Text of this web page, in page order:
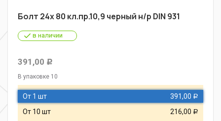
Болт 24х 80 кл.пр.10,9 черный н/р DIN 931
в наличии
391,00 Р
В упаковке 10
От 1 шт 391,00 Р
От 10 шт 216,00 Р